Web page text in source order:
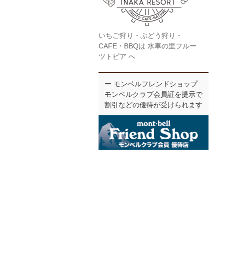
いちご狩り・ぶどう狩り・
CAFE・BBQは 水車の里フルー
ツトピア へ
ー モンベルフレンドショップ
モンベルクラブ会員証を提示で
割引などの優待が受けられます